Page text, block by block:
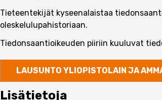
Tieteentekijät kyseenalaistaa
oleskelulupahistoriaan.
Tiedonsaantioikeuden piiriin kuuluvat
LAUSUNTO YLIOPISTOLAIN JA
Lisätietoja